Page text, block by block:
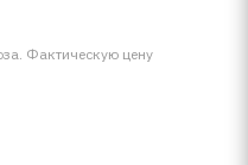
Фактическую цену